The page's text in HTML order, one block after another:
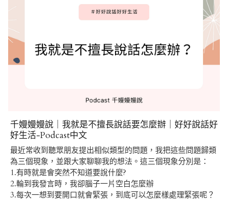
千嫚嫚嫚說｜我就是不擅長說話要怎麼辦｜好好說話好
好生活-Podcast中文
最近常收到聽眾朋友提出相似類型的問題，我把這些問題歸類
為三個現象，並跟大家聊聊我的想法。這三個現象分別是：
1.有時就是會突然不知道要說什麼?
2.輪到我發言時，我卻腦子一片空白怎麼辦
3.每次一想到要開口就會緊張，到底可以怎麼樣處理緊張呢？